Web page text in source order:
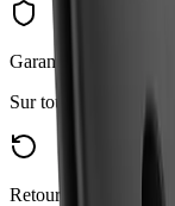
Garantie 2 Ans
Sur toutes les montres
Retours 30 Jours